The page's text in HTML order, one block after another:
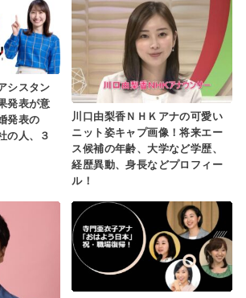
シスタン
発表が意
発表の
の人、３
川口由梨香ＮＨＫアナの可愛い
ニット姿キャプ画像！将来エー
ス候補の年齢、大学など学歴、
経歴異動、身長などプロフィー
ル！